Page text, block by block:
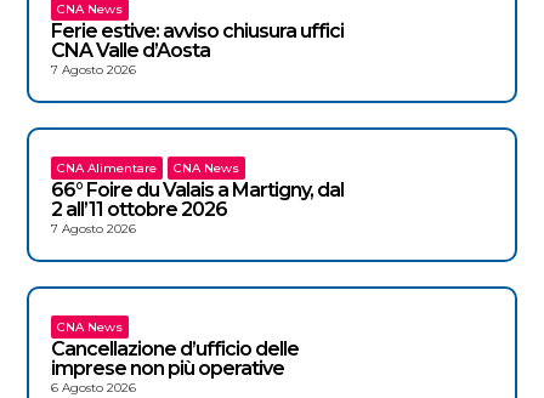
CNA News
Ferie estive: avviso chiusura uffici
CNA Valle d’Aosta
7 Agosto 2026
CNA Alimentare CNA News
66° Foire du Valais a Martigny, dal
2 all’11 ottobre 2026
7 Agosto 2026
CNA News
Cancellazione d’ufficio delle
imprese non più operative
6 Agosto 2026